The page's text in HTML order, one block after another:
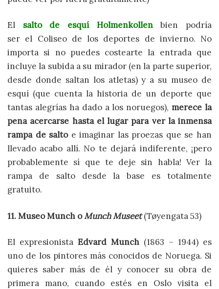
El salto de esquí Holmenkollenbien podría
ser el Coliseo de los deportes de invierno. No
importa si no puedes costearte la entrada que
incluye la subida a su mirador (en la parte superior,
desde donde saltan los atletas) y a su museo de
esquí (que cuenta la historia de un deporte que
tantas alegrías ha dado a los noruegos), merece la
pena acercarse hasta el lugar para ver la inmensa
rampa de saltoe imaginar las proezas que se han
llevado acabo allí. No te dejará indiferente, ¡pero
probablemente sí que te deje sin habla! Ver la
rampa de salto desde la base es totalmente
gratuito.
11. Museo Munch oMunch Museet(Tøyengata 53)
El expresionista Edvard Munch (1863 – 1944) es
uno de los pintores más conocidos de Noruega. Si
quieres saber más de él y conocer su obra de
primera mano, cuando estés en Oslo visita el